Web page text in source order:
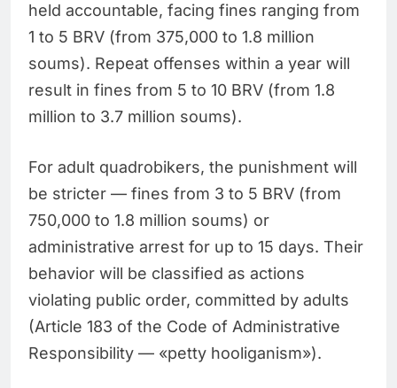
held accountable, facing fines ranging from
1 to 5 BRV (from 375,000 to 1.8 million
soums). Repeat offenses within a year will
result in fines from 5 to 10 BRV (from 1.8
million to 3.7 million soums).
For adult quadrobikers, the punishment will
be stricter — fines from 3 to 5 BRV (from
750,000 to 1.8 million soums) or
administrative arrest for up to 15 days. Their
behavior will be classified as actions
violating public order, committed by adults
(Article 183 of the Code of Administrative
Responsibility — «petty hooliganism»).